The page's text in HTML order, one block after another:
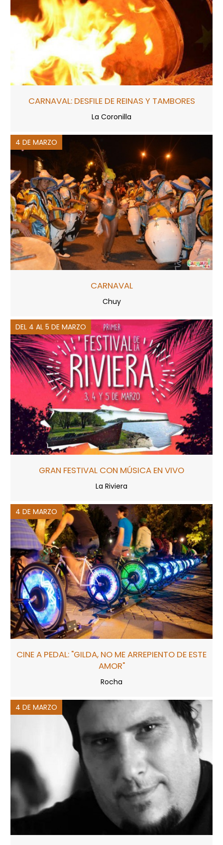
CARNAVAL: DESFILE DE REINAS Y TAMBORES
La Coronilla
4 DE MARZO
CARNAVAL
Chuy
DEL 4 AL 5 DE MARZO
GRAN FESTIVAL CON MÚSICA EN VIVO
La Riviera
4 DE MARZO
CINE A PEDAL: "GILDA, NO ME ARREPIENTO DE ESTE
AMOR"
Rocha
4 DE MARZO